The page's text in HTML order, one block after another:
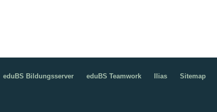
eduBS Bildungsserver eduBS Teamwork Ilias Sitemap